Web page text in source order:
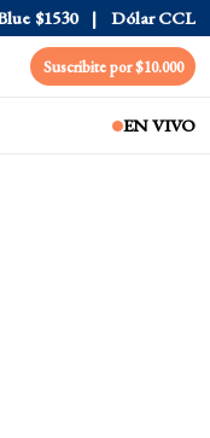
$1530 Dólar CCL
Suscribite por $10.000
EN VIVO